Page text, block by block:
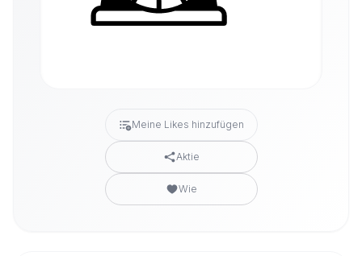
Meine Likes hinzufügen
Aktie
Wie